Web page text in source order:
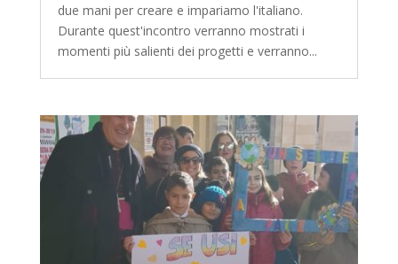
due mani per creare e impariamo l'italiano.
Durante quest'incontro verranno mostrati i
momenti più salienti dei progetti e verranno...